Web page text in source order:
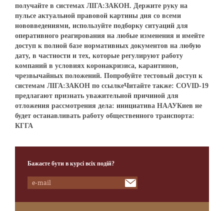
получайте в системах ЛІГА:ЗАКОН. Держите руку на
пульсе актуальной правовой картины дня со всеми
нововведениями, используйте подборку ситуаций для
оперативного реагирования на любые изменения и имейте
доступ к полной базе нормативных документов на любую
дату, в частности и тех, которые регулируют работу
компаний в условиях коронакризиса, карантинов,
чрезвычайных положений. Попробуйте тестовый доступ к
системам ЛІГА:ЗАКОН по ссылкеЧитайте также: COVID-19
предлагают признать уважительной причиной для
отложения рассмотрения дела: инициатива НААУКиев не
будет останавливать работу общественного транспорта:
КГГА
Бажаєте бути в курсі всіх подій?